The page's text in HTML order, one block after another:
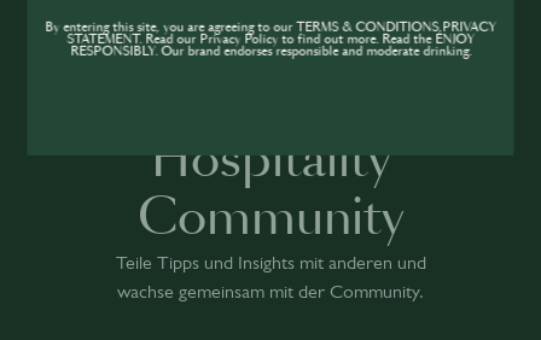
Hospitality
Community
Teile Tipps und Insights mit anderen und
wachse gemeinsam mit der Community.
By entering this site, you are agreeing to our TERMS & CONDITIONS,PRIVACY
STATEMENT. Read our Privacy Policy to find out more. Read the ENJOY
RESPONSIBLY. Our brand endorses responsible and moderate drinking.